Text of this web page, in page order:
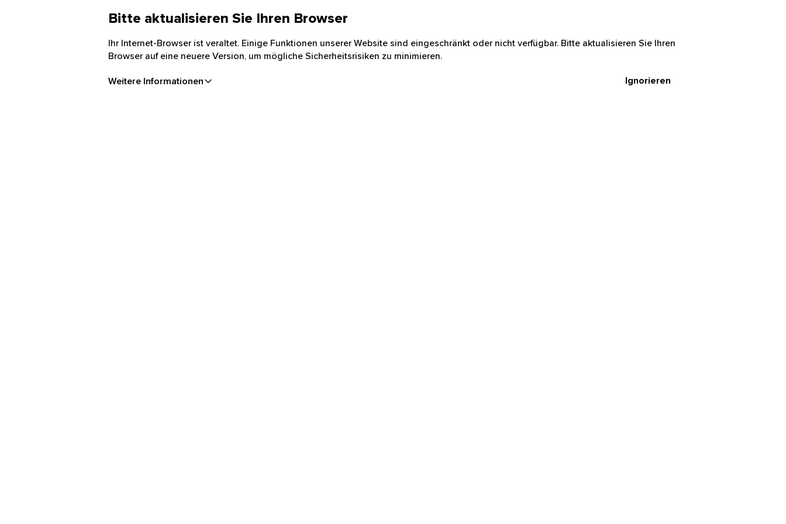
Bitte aktualisieren Sie Ihren Browser
Ihr Internet-Browser ist veraltet. Einige Funktionen unserer Website sind eingeschränkt oder nicht verfügbar. Bitte aktualisieren Sie Ihren
Browser auf eine neuere Version, um mögliche Sicherheitsrisiken zu minimieren.
Weitere Informationen Ignorieren